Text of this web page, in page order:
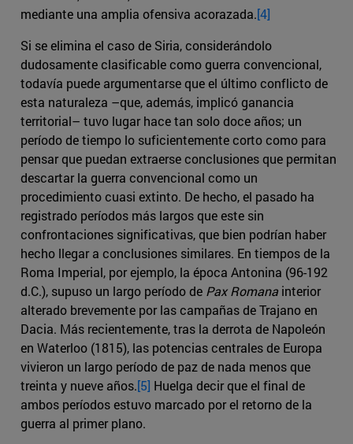
mediante una amplia ofensiva acorazada.[4]
Si se elimina el caso de Siria, considerándolo
dudosamente clasificable como guerra convencional,
todavía puede argumentarse que el último conflicto de
esta naturaleza –que, además, implicó ganancia
territorial– tuvo lugar hace tan solo doce años; un
período de tiempo lo suficientemente corto como para
pensar que puedan extraerse conclusiones que permitan
descartar la guerra convencional como un
procedimiento cuasi extinto. De hecho, el pasado ha
registrado períodos más largos que este sin
confrontaciones significativas, que bien podrían haber
hecho llegar a conclusiones similares. En tiempos de la
Roma Imperial, por ejemplo, la época Antonina (96-192
d.C.), supuso un largo período de Pax Romanainterior
alterado brevemente por las campañas de Trajano en
Dacia. Más recientemente, tras la derrota de Napoleón
en Waterloo (1815), las potencias centrales de Europa
vivieron un largo período de paz de nada menos que
treinta y nueve años.[5] Huelga decir que el final de
ambos períodos estuvo marcado por el retorno de la
guerra al primer plano.